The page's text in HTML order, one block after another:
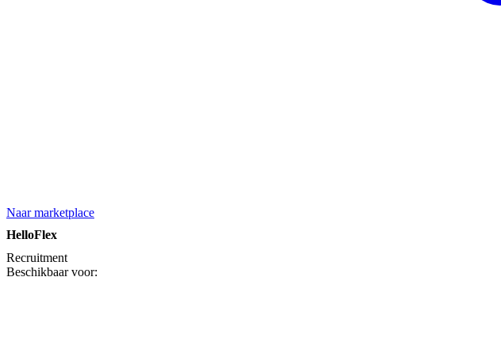
Naar marketplace
HelloFlex
Recruitment
Beschikbaar voor: